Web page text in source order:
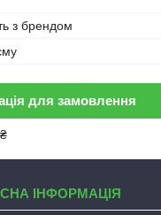
з брендом
для замовлення
ІНФОРМАЦІЯ